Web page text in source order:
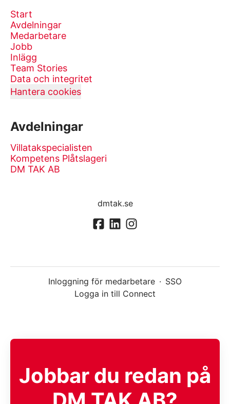
Start
Avdelningar
Medarbetare
Jobb
Inlägg
Team Stories
Data och integritet
Hantera cookies
Avdelningar
Villatakspecialisten
Kompetens Plåtslageri
DM TAK AB
dmtak.se
Inloggning för medarbetare · SSO
Logga in till Connect
Jobbar du redan på